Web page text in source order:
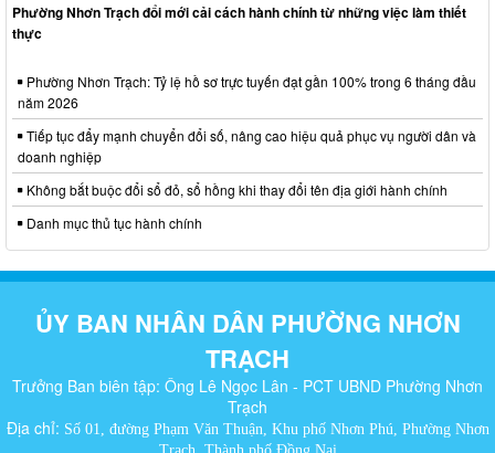
Phường Nhơn Trạch đổi mới cải cách hành chính từ những việc làm thiết
thực
Phường Nhơn Trạch: Tỷ lệ hồ sơ trực tuyến đạt gần 100% trong 6 tháng đầu
năm 2026
Tiếp tục đẩy mạnh chuyển đổi số, nâng cao hiệu quả phục vụ người dân và
doanh nghiệp
Không bắt buộc đổi sổ đỏ, sổ hồng khi thay đổi tên địa giới hành chính
Danh mục thủ tục hành chính
ỦY BAN NHÂN DÂN PHƯỜNG NHƠN
TRẠCH
Trưởng Ban biên tập: Ông Lê Ngọc Lân - PCT UBND Phường Nhơn
Trạch
Địa chỉ: Số 01, đường Phạm Văn Thuận, Khu phố Nhơn Phú, Phường Nhơn